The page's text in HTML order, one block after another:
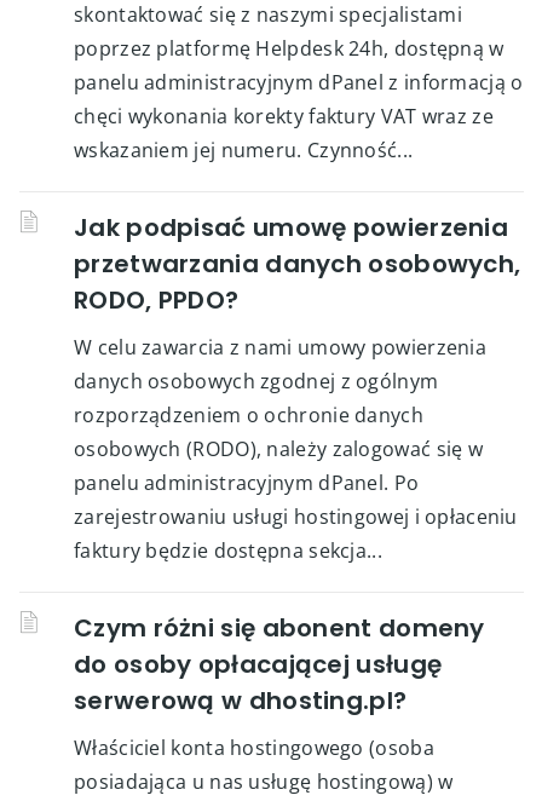
skontaktować się z naszymi specjalistami
poprzez platformę Helpdesk 24h, dostępną w
panelu administracyjnym dPanel z informacją o
chęci wykonania korekty faktury VAT wraz ze
wskazaniem jej numeru. Czynność...
Jak podpisać umowę powierzenia
przetwarzania danych osobowych,
RODO, PPDO?
W celu zawarcia z nami umowy powierzenia
danych osobowych zgodnej z ogólnym
rozporządzeniem o ochronie danych
osobowych (RODO), należy zalogować się w
panelu administracyjnym dPanel. Po
zarejestrowaniu usługi hostingowej i opłaceniu
faktury będzie dostępna sekcja...
Czym różni się abonent domeny
do osoby opłacającej usługę
serwerową w dhosting.pl?
Właściciel konta hostingowego (osoba
posiadająca u nas usługę hostingową) w